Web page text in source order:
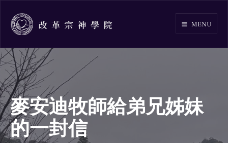
content
MENU
麥安迪牧師給弟兄姊妹
的一封信